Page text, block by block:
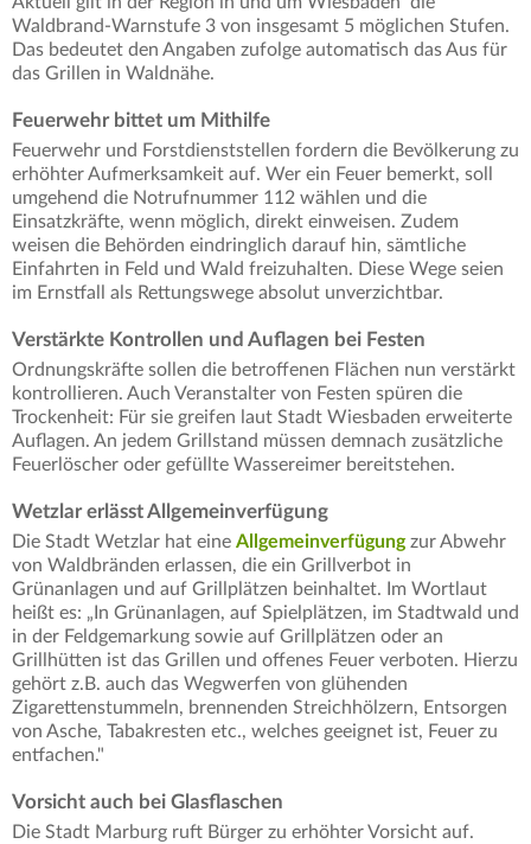
Waldbrand-Warnstufe 3 von insgesamt 5 möglichen Stufen.
Das bedeutet den Angaben zufolge automatisch das Aus für
das Grillen in Waldnähe.
Feuerwehr bittet um Mithilfe
Feuerwehr und Forstdienststellen fordern die Bevölkerung zu
erhöhter Aufmerksamkeit auf. Wer ein Feuer bemerkt, soll
umgehend die Notrufnummer 112 wählen und die
Einsatzkräfte, wenn möglich, direkt einweisen. Zudem
weisen die Behörden eindringlich darauf hin, sämtliche
Einfahrten in Feld und Wald freizuhalten. Diese Wege seien
im Ernstfall als Rettungswege absolut unverzichtbar.
Verstärkte Kontrollen und Auflagen bei Festen
Ordnungskräfte sollen die betroffenen Flächen nun verstärkt
kontrollieren. Auch Veranstalter von Festen spüren die
Trockenheit: Für sie greifen laut Stadt Wiesbaden erweiterte
Auflagen. An jedem Grillstand müssen demnach zusätzliche
Feuerlöscher oder gefüllte Wassereimer bereitstehen.
Wetzlar erlässt Allgemeinverfügung
Die Stadt Wetzlar hat eine Allgemeinverfügungzur Abwehr
von Waldbränden erlassen, die ein Grillverbot in
Grünanlagen und auf Grillplätzen beinhaltet. Im Wortlaut
heißt es: „In Grünanlagen, auf Spielplätzen, im Stadtwald und
in der Feldgemarkung sowie auf Grillplätzen oder an
Grillhütten ist das Grillen und offenes Feuer verboten. Hierzu
gehört z.B. auch das Wegwerfen von glühenden
Zigarettenstummeln, brennenden Streichhölzern, Entsorgen
von Asche, Tabakresten etc., welches geeignet ist, Feuer zu
entfachen."
Vorsicht auch bei Glasflaschen
Die Stadt Marburg ruft Bürger zu erhöhter Vorsicht auf.